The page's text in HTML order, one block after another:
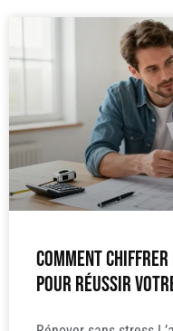
Comment
pour réussir